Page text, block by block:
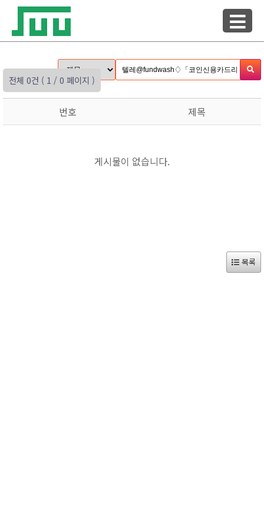
전체 0건 ( 1 / 0 페이지 )
번호 제목
게시물이 없습니다.
목록